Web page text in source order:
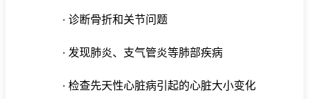
· 诊断骨折和关节问题
· 发现肺炎、支气管炎等肺部疾病
· 检查先天性心脏病引起的心脏大小变化